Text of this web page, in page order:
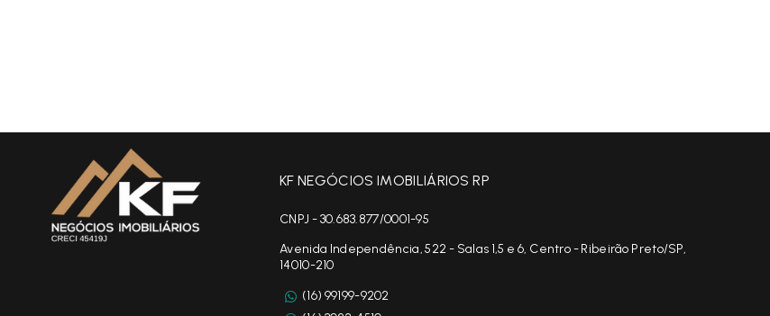
KF NEGÓCIOS IMOBILIÁRIOS RP
CNPJ - 30.683.877/0001-95
Avenida Independência, 522 - Salas 1,5 e 6, Centro - Ribeirão Preto/SP,
14010-210
(16) 99199-9202